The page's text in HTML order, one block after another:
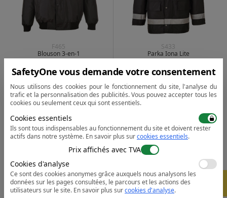
F465
Blouson 3-en-1
à partir de
lei
à partir de 20 pcs |
3 couleurs
S433
Parka Iona Lite
à partir de 30 pcs |
2 couleurs
SafetyOne vous demande votre consentement
Nous utilisons des cookies pour le fonctionnement du site, l'analyse du
trafic et la personnalisation des publicités. Vous pouvez accepter tous les
cookies ou seulement ceux qui sont essentiels.
Cookies essentiels
Ils sont tous indispensables au fonctionnement du site et doivent rester
actifs dans notre système. En savoir plus surcookies essentiels.
Prix affichés avec TVA
Cookies d'analyse
Ce sont des cookies anonymes grâce auxquels nous analysons les
données sur les pages consultées, le parcours et les actions des
utilisateurs sur le site. En savoir plus surcookies d'analyse.